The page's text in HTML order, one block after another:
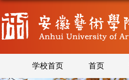
学校首页 首页